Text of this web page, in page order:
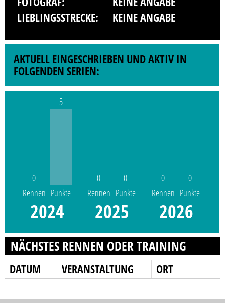
LIEBLINGSSTRECKE:
KEINE ANGABE
AKTUELL EINGESCHRIEBEN UND AKTIV IN
FOLGENDEN SERIEN:
0
Rennen
5
Punkte
2024
0
Rennen
0
Punkte
2025
0
Rennen
0
Punkte
2026
NÄCHSTES RENNEN ODER TRAINING
DATUM VERANSTALTUNG ORT